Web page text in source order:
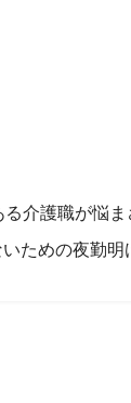
る介護職が悩
ための夜勤明